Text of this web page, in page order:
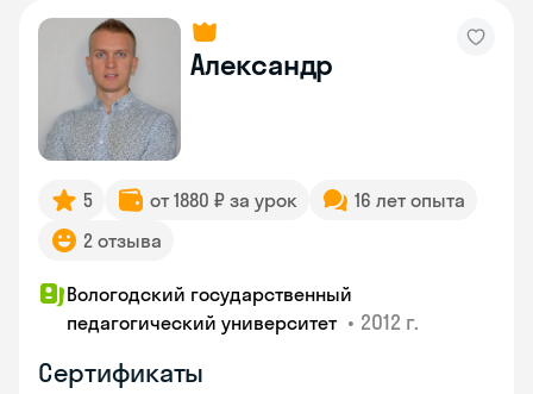
Александр
5 от 1880 ₽ за урок
16 лет опыта
2 отзыва
Вологодский государственный
педагогический университет • 2012 г.
Сертификаты